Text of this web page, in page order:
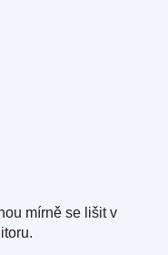
mírně se lišit v